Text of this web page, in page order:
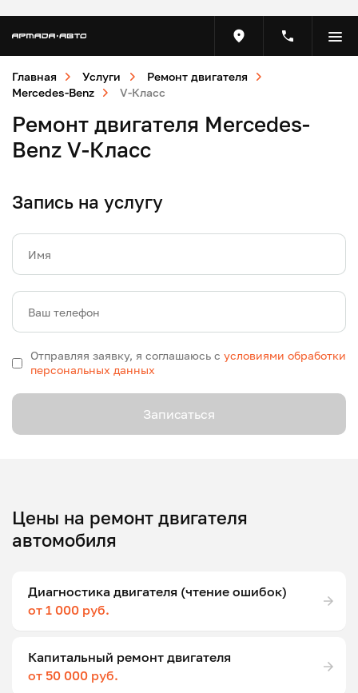
Главная Услуги
Ремонт двигателя
Mercedes-Benz
V-Класс
Ремонт двигателя Mercedes-
Benz V-Класс
Запись на услугу
Имя
Ваш телефон
Отправляя заявку, я соглашаюсь с условиями обработки
персональных данных
Записаться
Цены на ремонт двигателя
автомобиля
Диагностика двигателя (чтение ошибок)
от 1 000 руб.
Капитальный ремонт двигателя
от 50 000 руб.